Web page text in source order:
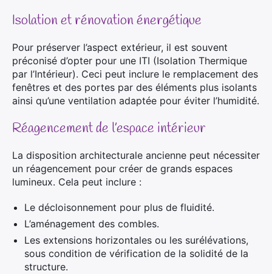
Isolation et rénovation énergétique
Pour préserver l’aspect extérieur, il est souvent
préconisé d’opter pour une ITI (Isolation Thermique
par l’Intérieur). Ceci peut inclure le remplacement des
fenêtres et des portes par des éléments plus isolants
ainsi qu’une ventilation adaptée pour éviter l’humidité.
Réagencement de l’espace intérieur
La disposition architecturale ancienne peut nécessiter
un réagencement pour créer de grands espaces
lumineux. Cela peut inclure :
Le décloisonnement pour plus de fluidité.
L’aménagement des combles.
Les extensions horizontales ou les surélévations,
sous condition de vérification de la solidité de la
structure.